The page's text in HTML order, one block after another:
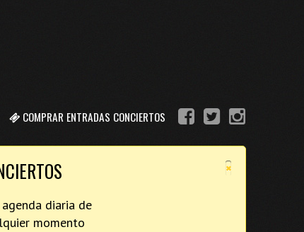
COMPRAR ENTRADAS CONCIERTOS
×
diaria de
momento